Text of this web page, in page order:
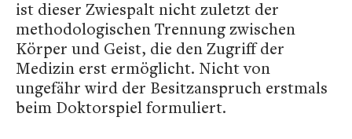
ist dieser Zwiespalt nicht zuletzt der
methodologischen Trennung zwischen
Körper und Geist, die den Zugriff der
Medizin erst ermöglicht. Nicht von
ungefähr wird der Besitzanspruch erstmals
beim Doktorspiel formuliert.